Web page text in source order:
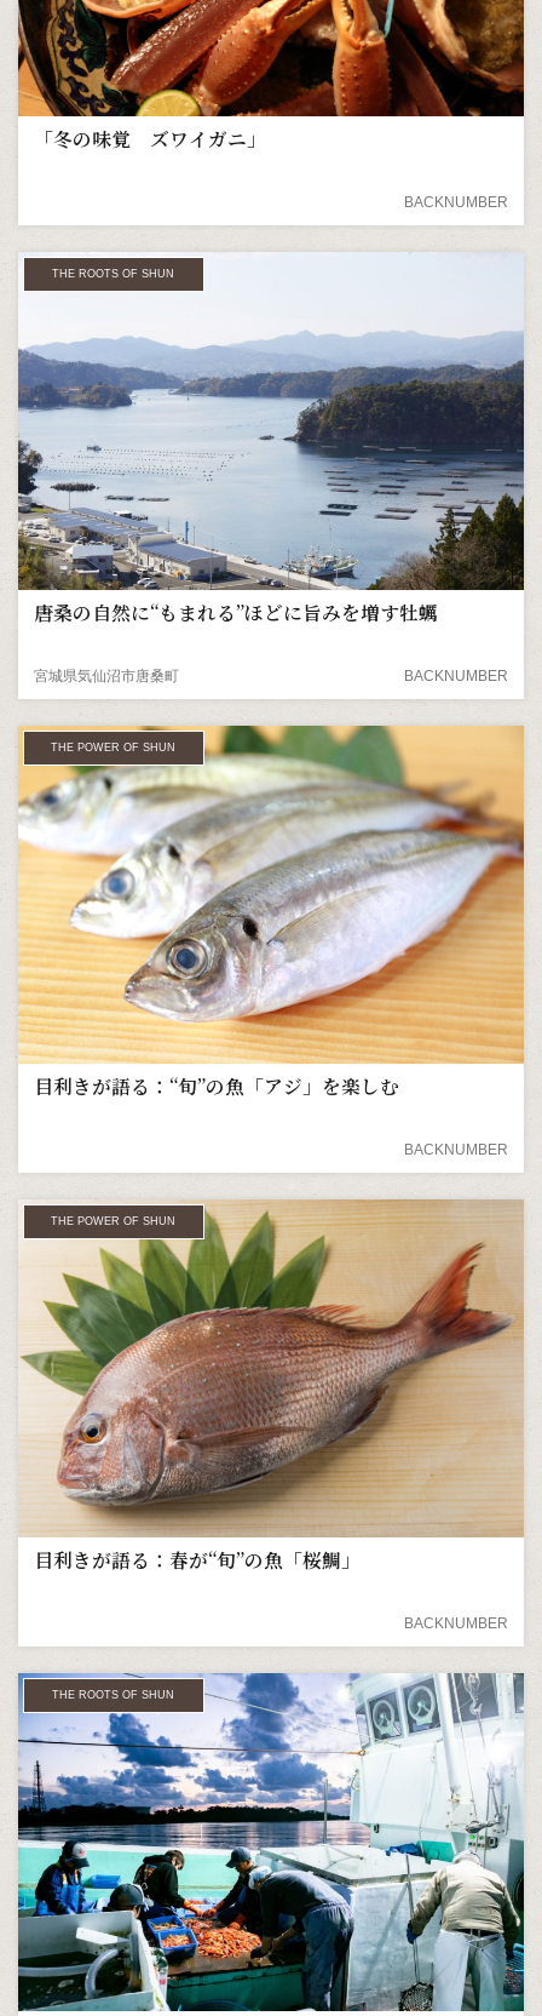
「冬の味覚 ズワイガニ」
BACKNUMBER
THE ROOTS OF SHUN
唐桑の自然に“もまれる”ほどに旨みを増す牡蠣
宮城県気仙沼市唐桑町 BACKNUMBER
THE POWER OF SHUN
目利きが語る：“旬”の魚「アジ」を楽しむ
BACKNUMBER
THE POWER OF SHUN
目利きが語る：春が“旬”の魚「桜鯛」
BACKNUMBER
THE ROOTS OF SHUN